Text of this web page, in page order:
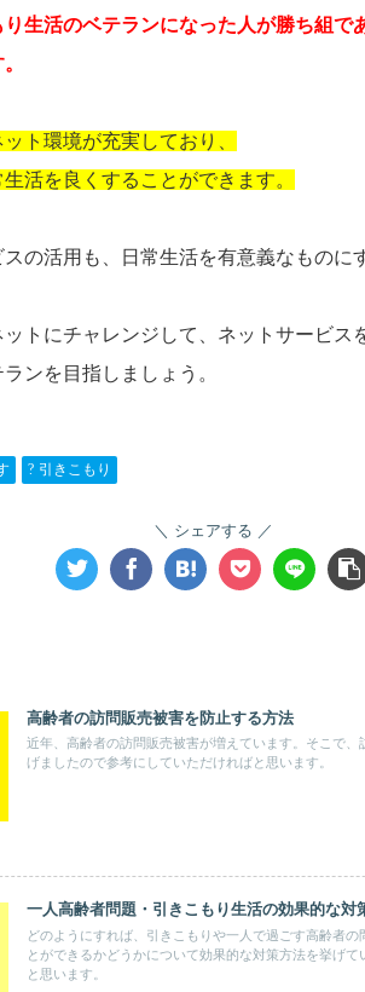
生活のベテランになった人が勝ち組で
ト環境が充実しており、
活を良くすることができます。
の活用も、日常生活を有意義なものに
トにチャレンジして、ネットサービス
ンを目指しましょう。
引きこもり
シェアする
高齢者の訪問販売被害を防止する方法
近年、高齢者の訪問販売被害が増えています。そこで
げましたので参考にしていただければと思います。
一人高齢者問題・引きこもり生活の効果的な対
どのようにすれば、引きこもりや一人で過ごす高齢者
とができるかどうかについて効果的な対策方法を挙げ
と思います。